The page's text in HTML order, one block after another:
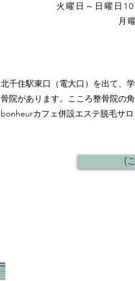
火曜日～日曜日
月
北千住駅東口（電大口）を出て、
骨院があります。こころ整骨院の
bonheurカフェ併設エステ脱毛サ
(